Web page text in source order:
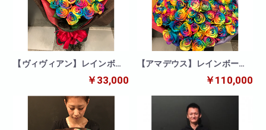
【ヴィヴィアン】レインボー
￥33,000
【アマデウス】レインボーロ
￥110,000